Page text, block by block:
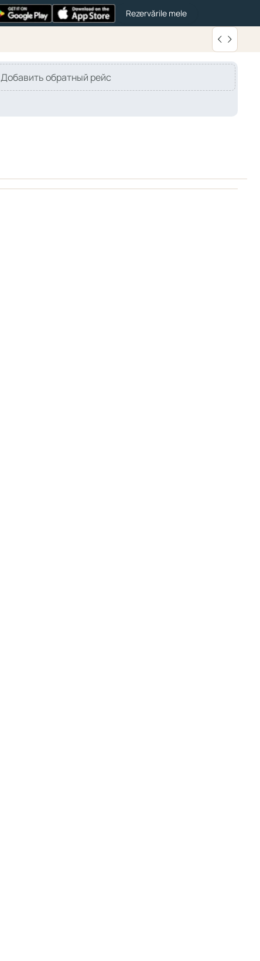
Rezervările mele
Добавить обратный рейс